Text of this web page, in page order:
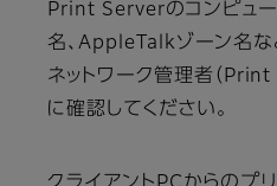
Print Serverのコンピュー
名、AppleTalkゾーン名な
ネットワーク管理者（
に確認してください。